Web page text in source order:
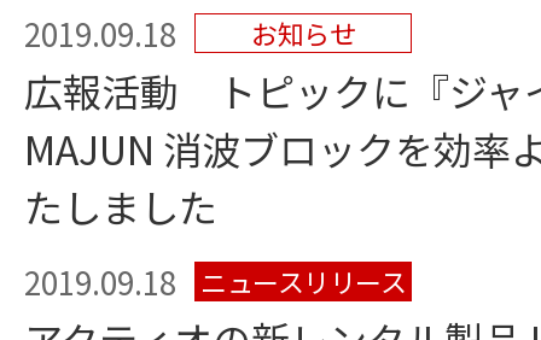
2019.09.18 お知らせ
広報活動 トピックに『ジャ
MAJUN 消波ブロックを効率
たしました
2019.09.18 ニュースリリース